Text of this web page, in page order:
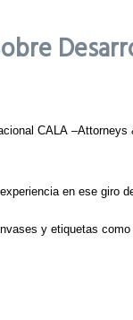
CALA
en ese giro
y etiquetas